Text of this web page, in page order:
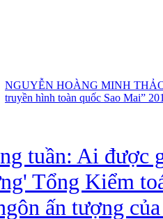
NGUYỄN HOÀNG MINH THẢO
truyền hình toàn quốc Sao Mai”
tuần: Ai được
Tổng Kiểm
ấn tượng